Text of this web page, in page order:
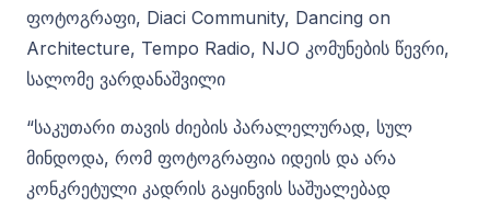
ფოტოგრაფი, Diaci Community, Dancing on
Architecture, Tempo Radio, NJO კომუნების წევრი,
სალომე ვარდანაშვილი
“საკუთარი თავის ძიების პარალელურად, სულ
მინდოდა, რომ ფოტოგრაფია იდეის და არა
კონკრეტული კადრის გაყინვის საშუალებად